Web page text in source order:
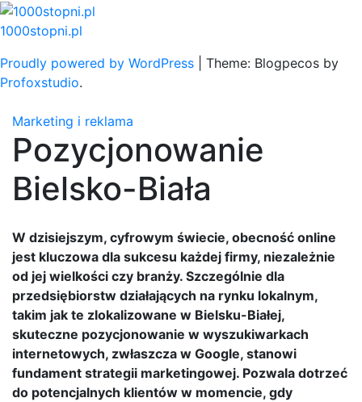
Skip
to
1000stopni.pl
Proudly powered by WordPress
Theme: Blogpecos by
Profoxstudio.
Marketing i reklama
Pozycjonowanie
Bielsko-Biała
W dzisiejszym, cyfrowym świecie, obecność online
jest kluczowa dla sukcesu każdej firmy, niezależnie
od jej wielkości czy branży. Szczególnie dla
przedsiębiorstw działających na rynku lokalnym,
takim jak te zlokalizowane w Bielsku-Białej,
skuteczne pozycjonowanie w wyszukiwarkach
internetowych, zwłaszcza w Google, stanowi
fundament strategii marketingowej. Pozwala dotrzeć
do potencjalnych klientów w momencie, gdy